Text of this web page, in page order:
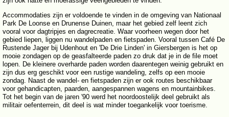
Accommodaties zijn er voldoende te vinden in de omgeving van Nationaal
Park De Loonse en Drunense Duinen, maar het gebied zelf leent zich
vooral voor dagtripjes en dagrecreatie. Waar voorheen wegen door het
gebied liepen, liggen nu wandelpaden en fietspaden. Vooral tussen Café De
Rustende Jager bij Udenhout en 'De Drie Linden' in Giersbergen is het op
mooie zondagen op de geasfalteerde paden zo druk dat je in de file moet
lopen. De kleinere overharde paden worden daarentegen weinig gebruikt en
zijn dus erg geschikt voor een rustige wandeling, zelfs op een mooie
zondag. Naast de wandel- en fietspaden zijn er ook routes beschikbaar
voor gehandicapten, paarden, aangespannen wagens en mountainbikes.
Tot het begin van de jaren '90 werd het noordoostelijk deel gebruikt als
militair oefenterrein, dit deel is wat minder toegankelijk voor toerisme.